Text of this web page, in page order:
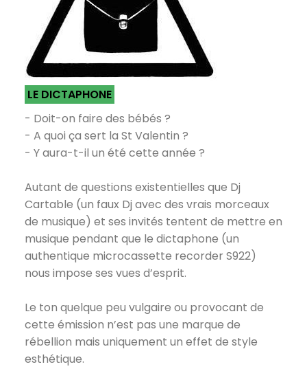
LE DICTAPHONE
- Doit-on faire des bébés ?
- A quoi ça sert la St Valentin ?
- Y aura-t-il un été cette année ?
Autant de questions existentielles que Dj
Cartable (un faux Dj avec des vrais morceaux
de musique) et ses invités tentent de mettre en
musique pendant que le dictaphone (un
authentique microcassette recorder S922)
nous impose ses vues d’esprit.
Le ton quelque peu vulgaire ou provocant de
cette émission n’est pas une marque de
rébellion mais uniquement un effet de style
esthétique.